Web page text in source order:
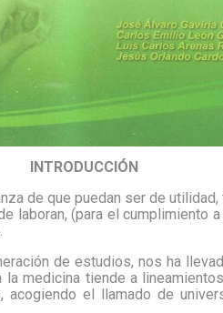
INTRODUCCIÓN
de que puedan ser de
laboran, (para el cumplimiento
de estudios, nos ha
medicina tiende a
el llamado de